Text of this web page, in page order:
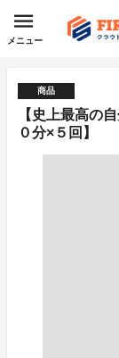
メニュー
商品
【史上最高の
０分×５回】